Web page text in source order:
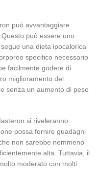
può avvantaggiare
può essere uno
una dieta ipocalorica
specifico necessario
facilmente godere di
miglioramento del
senza un aumento di peso
si riveleranno
possa fornire guadagni
non sarebbe nemmeno
alta. Tuttavia, il
moderato con molti